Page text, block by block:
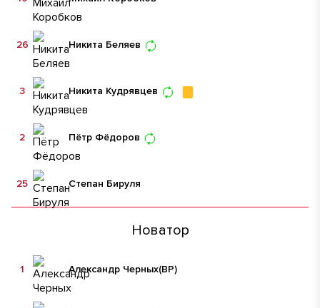
Никита Беляев
26
Никита Кудрявцев
3
Пётр Фёдоров
2
Степан Бируля
25
Новатор
Александр Черных(ВР)
1